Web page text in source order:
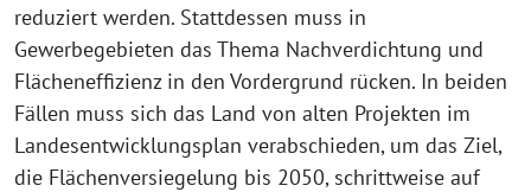
reduziert werden. Stattdessen muss in
Gewerbegebieten das Thema Nachverdichtung und
Flächeneffizienz in den Vordergrund rücken. In beiden
Fällen muss sich das Land von alten Projekten im
Landesentwicklungsplan verabschieden, um das Ziel,
die Flächenversiegelung bis 2050, schrittweise auf